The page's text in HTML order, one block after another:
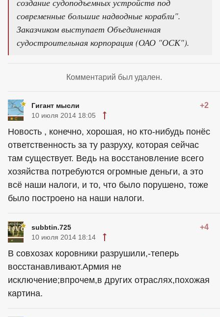
современные большие надводные корабли".
Заказчиком выступает Объединенная
судостроительная корпорация (ОАО "ОСК").
Комментарий был удален.
Гигант мысли +2
10 июля 2014 18:05
Новость , конечно, хорошая, но кто-нибудь понёс
ответственность за ту разруху, которая сейчас
там существует. Ведь на восстановление всего
хозяйства потребуются огромные деньги, а это
всё наши налоги, и то, что было порушено, тоже
было построено на наши налоги.
subbtin.725 +4
10 июля 2014 18:14
В совхозах коровники разрушили,-теперь
восстанавливают.Армия не
исключение;впрочем,в других отраслях,похожая
картина.